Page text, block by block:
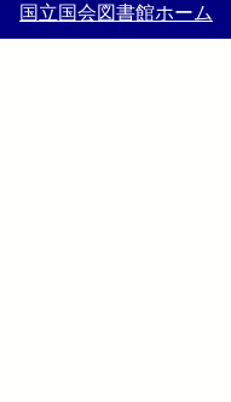
国立国会図書館ホーム